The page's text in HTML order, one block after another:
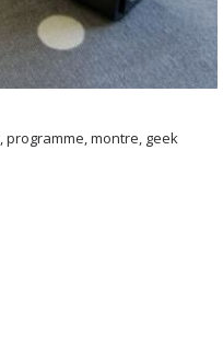
,programme,montre, geek